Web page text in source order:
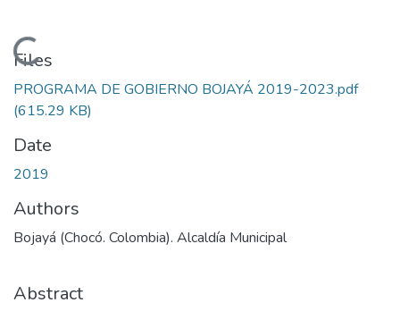
Loading...
Files
PROGRAMA DE GOBIERNO BOJAYÁ 2019-2023.pdf
(615.29 KB)
Date
2019
Authors
Bojayá (Chocó. Colombia). Alcaldía Municipal
Abstract